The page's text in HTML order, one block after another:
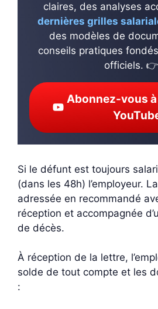
claires, des analyses
dernières grilles
des modèles de
conseils pratiques
officiels. 👉
Abonnez-vous
Si le défunt est toujours
(dans les 48h) l’employeur.
adressée en recommandé
réception et accompagnée
de décès.
À réception de la lettre,
solde de tout compte et les
: